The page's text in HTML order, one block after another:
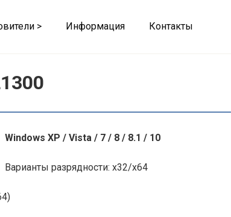
> Информация Контакты
Windows XP / Vista / 7 / 8 / 8.1 / 10
Варианты разрядности: x32/x64